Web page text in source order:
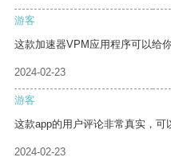
游客
这款加速器VPM应用程序可以给
2024-02-23
游客
这款app的用户评论非常真实，可
2024-02-23